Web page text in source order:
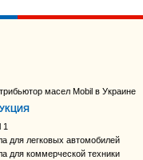
масел Mobil в Украине
1
для легковых автомобилей
для коммерческой техники